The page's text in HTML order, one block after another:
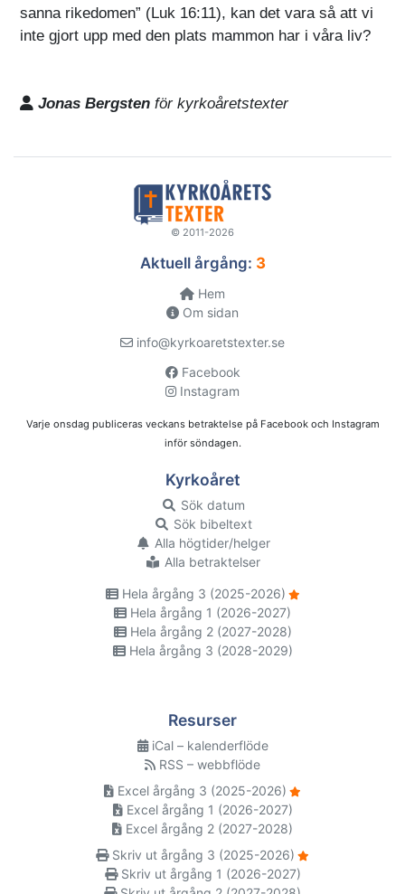
sanna rikedomen” (Luk 16:11), kan det vara så att vi
inte gjort upp med den plats mammon har i våra liv?
Jonas Bergsten för kyrkoåretstexter
© 2011-2026
Aktuell årgång: 3
Hem
Om sidan
info@kyrkoaretstexter.se
Facebook
Instagram
Varje onsdag publiceras veckans betraktelse på Facebook och Instagram
inför söndagen.
Kyrkoåret
Sök datum
Sök bibeltext
Alla högtider/helger
Alla betraktelser
Hela årgång 3 (2025-2026)
Hela årgång 1 (2026-2027)
Hela årgång 2 (2027-2028)
Hela årgång 3 (2028-2029)
Resurser
iCal – kalenderflöde
RSS – webbflöde
Excel årgång 3 (2025-2026)
Excel årgång 1 (2026-2027)
Excel årgång 2 (2027-2028)
Skriv ut årgång 3 (2025-2026)
Skriv ut årgång 1 (2026-2027)